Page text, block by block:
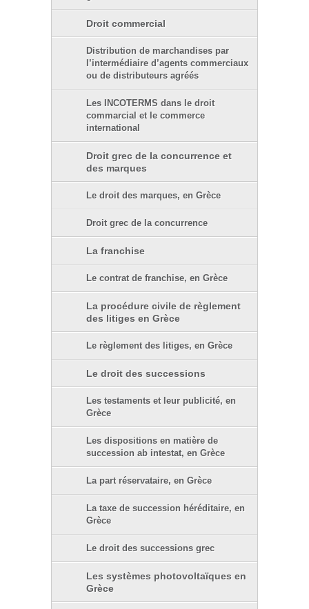
Droit commercial
Distribution de marchandises par
l’intermédiaire d’agents commerciaux
ou de distributeurs agréés
Les INCOTERMS dans le droit
commarcial et le commerce
international
Droit grec de la concurrence et
des marques
Le droit des marques, en Grèce
Droit grec de la concurrence
La franchise
Le contrat de franchise, en Grèce
La procédure civile de règlement
des litiges en Grèce
Le règlement des litiges, en Grèce
Le droit des successions
Les testaments et leur publicité, en
Grèce
Les dispositions en matière de
succession ab intestat, en Grèce
La part réservataire, en Grèce
La taxe de succession héréditaire, en
Grèce
Le droit des successions grec
Les systèmes photovoltaïques en
Grèce